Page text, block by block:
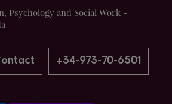
Psychology and Social Work -
+34-973-70-6501